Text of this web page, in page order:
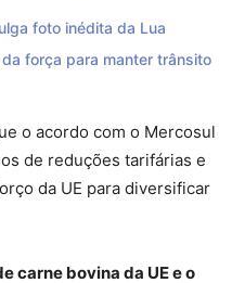
foto inédita da Lua
força para manter trânsito
o acordo com o Mercosul
de reduções tarifárias e
da UE para diversificar
carne bovina da UE e o